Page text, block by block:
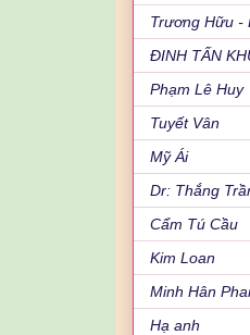
Trương Hữu -
ĐINH TẤN
Phạm Lê Huy
Tuyết Vân
Mỹ Ái
Dr: Thắng
Cẩm Tú Cầu
Kim Loan
Minh Hân
Hạ anh